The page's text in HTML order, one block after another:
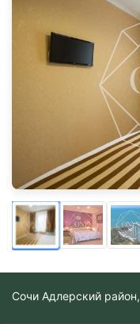
Сочи Адлерский район,